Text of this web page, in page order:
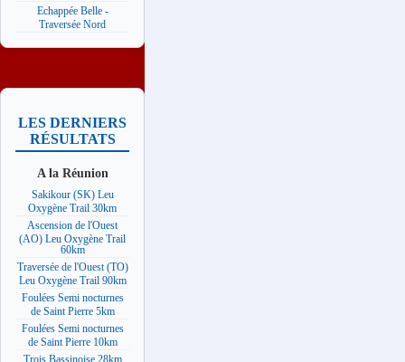
Echappée Belle -
Traversée Nord
LES DERNIERS
RÉSULTATS
A la Réunion
Sakikour (SK) Leu
Oxygène Trail 30km
Ascension de l'Ouest
(AO) Leu Oxygène Trail
60km
Traversée de l'Ouest (TO)
Leu Oxygène Trail 90km
Foulées Semi nocturnes
de Saint Pierre 5km
Foulées Semi nocturnes
de Saint Pierre 10km